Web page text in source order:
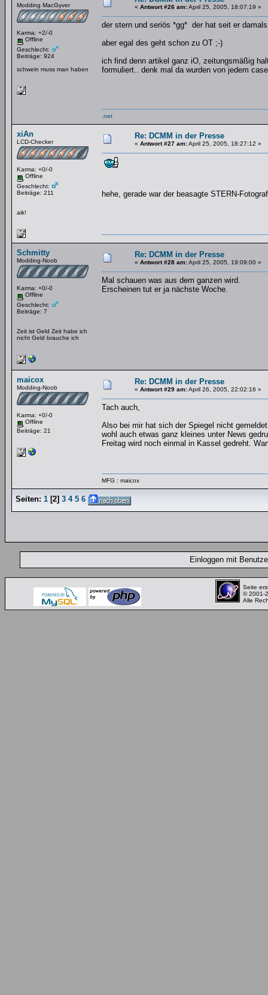
Modding MacGyver
Karma: +2/-0
Offline
Geschlecht:
Beiträge: 924
schwein muss man haben
« Antwort #26 am:April 25, 2005, 18:07:19 »
der stern und seriös *gg* der hat seit er
aber egal des geht schon zu OT ;-)
ich find denn artikel ganz iO, zeitungsmäßig
formuliert.. denk mal da wurden von jedem
.net
xiAn
LCD-Checker
Karma: +0/-0
Offline
Geschlecht:
Beiträge: 211
aik!
Re: DCMM in der Presse
« Antwort #27 am:April 25, 2005, 18:27:12 »
hehe, gerade war der beasagte STERN-
Schmitty
Modding-Noob
Karma: +0/-0
Offline
Geschlecht:
Beiträge: 7
Zeit ist Geld Zeit habe ich
nicht Geld brauche ich
Re: DCMM in der Presse
« Antwort #28 am:April 25, 2005, 19:09:00 »
Mal schauen was aus dem ganzen wird.
Erscheinen tut er ja nächste Woche.
maicox
Modding-Noob
Karma: +0/-0
Offline
Beiträge: 21
Re: DCMM in der Presse
« Antwort #29 am:April 26, 2005, 22:02:16 »
Tach auch,
Also bei mir hat sich der Spiegel nicht
wohl auch etwas ganz kleines unter News
Freitag wird noch einmal in Kassel gedreht.
MFG : maicox
Seiten: 1 [2] 3 4 5 6
Einloggen mit
Seite
© 2001-
Alle